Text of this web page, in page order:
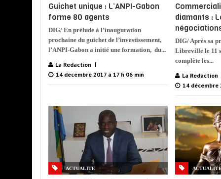
Guichet unique : L’ANPI-Gabon
forme 80 agents
DIG/ En prélude à l’inauguration
prochaine du guichet de l’investissement,
l’ANPI-Gabon a initié une formation, du...
La Redaction
14 décembre 2017 à 17 h 06 min
diamants :
DIG/ Après sa
Libreville le 11
complète les...
La Redaction
14 décembre
ACTUALITE